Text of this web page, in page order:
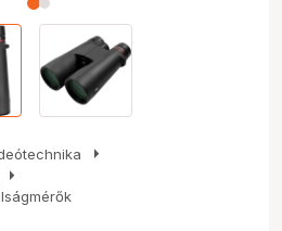
arrow_right
arrow_right